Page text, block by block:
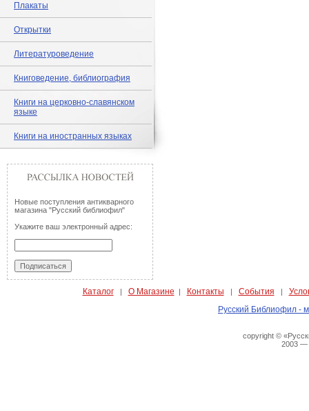
Плакаты
Открытки
Литературоведение
Книговедение, библиография
Книги на церковно-славянском
языке
Книги на иностранных языках
Новые поступления антикварного
магазина "Русский библиофил"
Укажите ваш электронный адрес:
Каталог| О Магазине | Контакты | События |
Русский Библиофил -
copyright ©
2003 —